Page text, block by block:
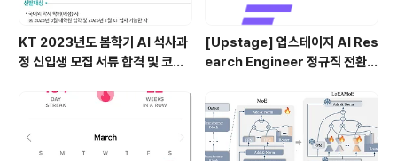
KT 2023년도 봄학기 AI 석사과
정 신입생 모집 서류 합격 및 코딩
[Upstage] 업스테이지 AI Res
earch Engineer 정규직 전환